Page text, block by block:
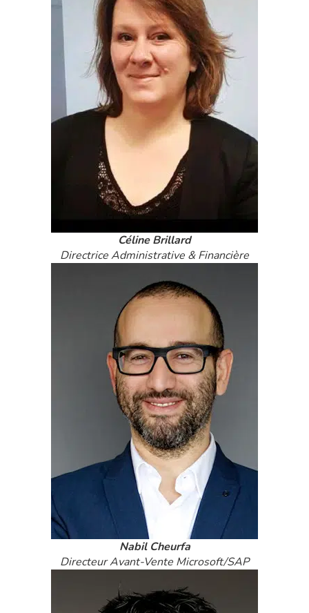
Céline Brillard
Directrice Administrative & Financière
Nabil Cheurfa
Directeur Avant-Vente Microsoft/SAP